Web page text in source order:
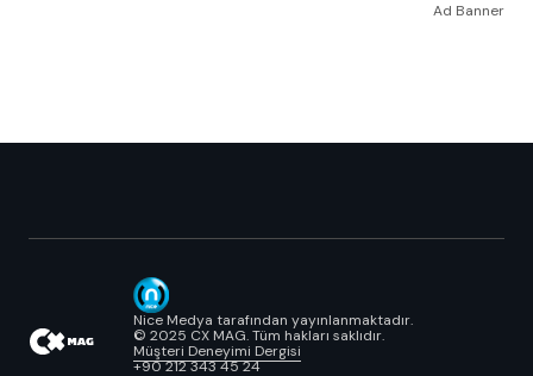
Ad Banner
Nice Medya tarafından yayınlanmaktadır.
© 2025 CX MAG. Tüm hakları saklıdır.
Müşteri Deneyimi Dergisi
+90 212 343 45 24